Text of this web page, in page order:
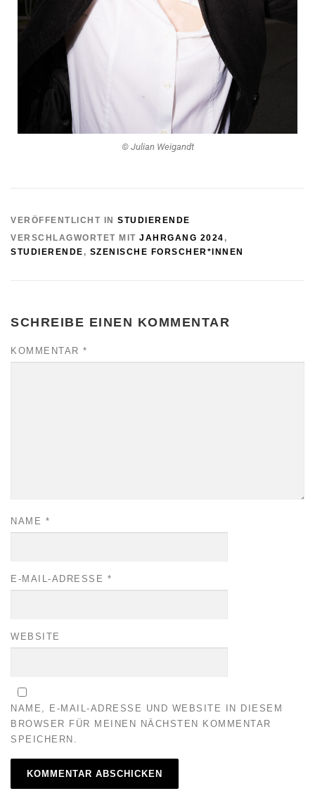
© Julian Weigandt
VERÖFFENTLICHT IN STUDIERENDE
VERSCHLAGWORTET MIT JAHRGANG 2024 ,
STUDIERENDE , SZENISCHE FORSCHER*INNEN
SCHREIBE EINEN KOMMENTAR
KOMMENTAR *
NAME *
E-MAIL-ADRESSE *
WEBSITE
NAME, E-MAIL-ADRESSE UND WEBSITE IN DIESEM
BROWSER FÜR MEINEN NÄCHSTEN KOMMENTAR
SPEICHERN.